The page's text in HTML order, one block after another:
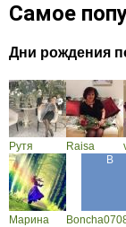
Самое
Дни рождения
Рутя Raisa
Марина